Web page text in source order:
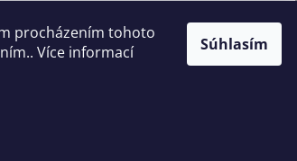
procházením tohoto
Více informací
Súhlasím